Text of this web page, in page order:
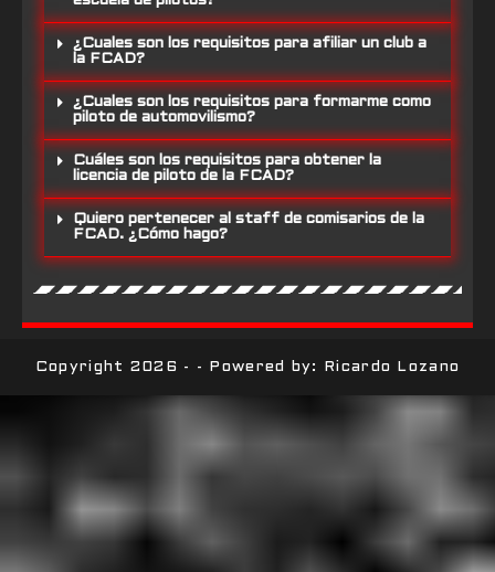
¿Cuales son los requisitos para afiliar un club a
la FCAD?
¿Cuales son los requisitos para formarme como
piloto de automovilismo?
Cuáles son los requisitos para obtener la
licencia de piloto de la FCAD?
Quiero pertenecer al staff de comisarios de la
FCAD. ¿Cómo hago?
Copyright 2026 - - Powered by: Ricardo Lozano